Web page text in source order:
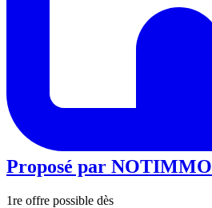
Proposé par NOTIMMO
1re offre possible dès